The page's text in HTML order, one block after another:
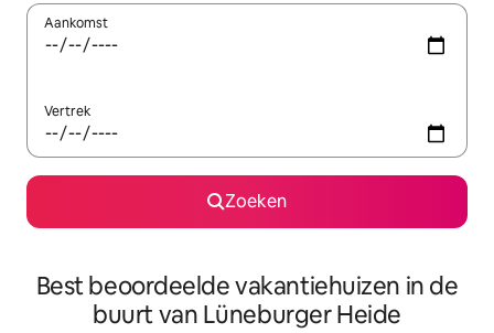
Aankomst
Vertrek
Zoeken
Best beoordeelde vakantiehuizen in de
buurt van Lüneburger Heide